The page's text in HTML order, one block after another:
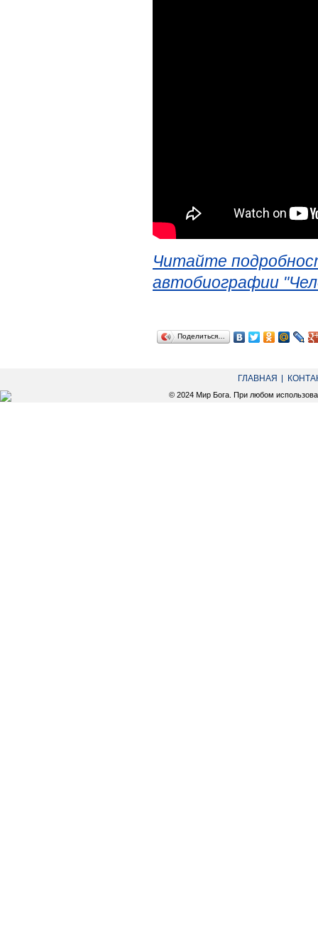
Читайте
автобиографии
Поделиться…
ГЛАВНАЯ
© 2024 Мир Бога. При любом